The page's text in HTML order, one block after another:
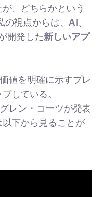
、どちらかという
視点からは、 AI、
開発した新しいアプ
値を明確に示すプレ
している。
レン・コーツが発表
下から見ることが